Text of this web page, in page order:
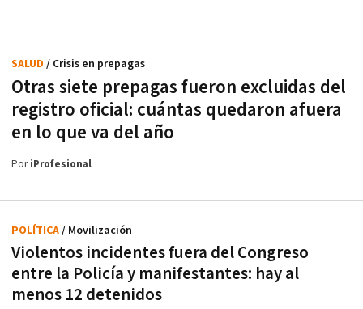
Otras siete prepagas fueron excluidas del
registro oficial: cuántas quedaron afuera
en lo que va del año
SALUD / Crisis en prepagas
PoriProfesional
Violentos incidentes fuera del Congreso
entre la Policía y manifestantes: hay al
menos 12 detenidos
POLÍTICA/ Movilización